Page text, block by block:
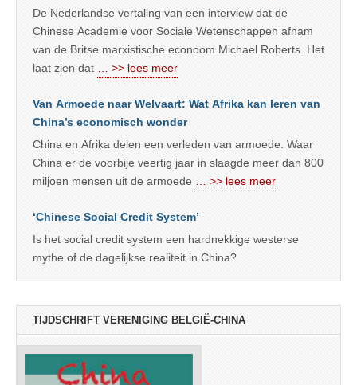
De Nederlandse vertaling van een interview dat de
Chinese Academie voor Sociale Wetenschappen afnam
van de Britse marxistische econoom Michael Roberts. Het
laat zien dat
… >> lees meer
Van Armoede naar Welvaart: Wat Afrika kan leren van
China’s economisch wonder
China en Afrika delen een verleden van armoede. Waar
China er de voorbije veertig jaar in slaagde meer dan 800
miljoen mensen uit de armoede
… >> lees meer
‘Chinese Social Credit System’
Is het social credit system een hardnekkige westerse
mythe of de dagelijkse realiteit in China?
TIJDSCHRIFT VERENIGING BELGIË-CHINA